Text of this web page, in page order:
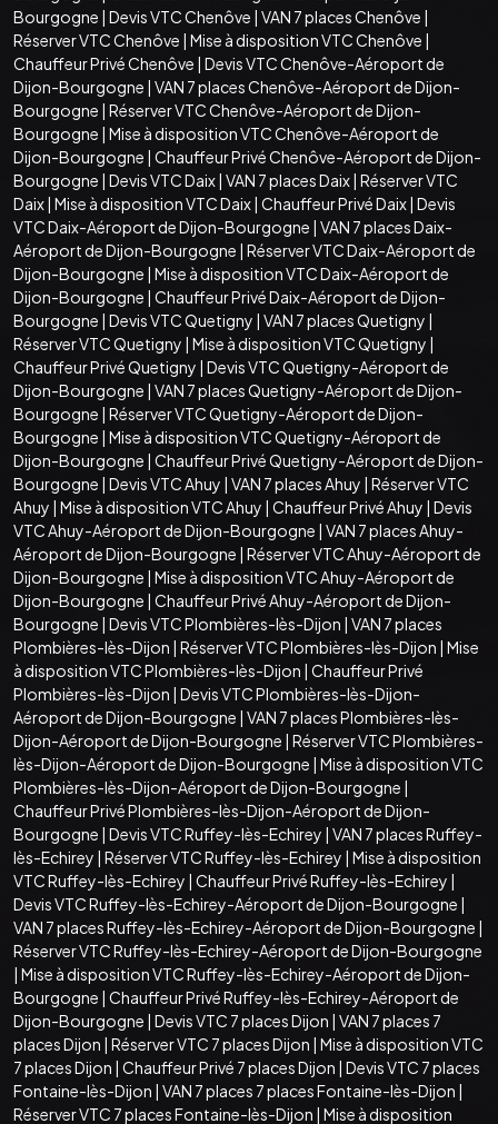
Bourgogne | Devis VTC Chenôve | VAN 7 places Chenôve |
Réserver VTC Chenôve | Mise à disposition VTC Chenôve |
Chauffeur Privé Chenôve | Devis VTC Chenôve-Aéroport de
Dijon-Bourgogne | VAN 7 places Chenôve-Aéroport de Dijon-
Bourgogne | Réserver VTC Chenôve-Aéroport de Dijon-
Bourgogne | Mise à disposition VTC Chenôve-Aéroport de
Dijon-Bourgogne | Chauffeur Privé Chenôve-Aéroport de Dijon-
Bourgogne | Devis VTC Daix| VAN 7 places Daix| Réserver VTC
Daix| Mise à disposition VTC Daix| Chauffeur Privé Daix| Devis
VTC Daix-Aéroport de Dijon-Bourgogne | VAN 7 places Daix-
Aéroport de Dijon-Bourgogne | Réserver VTC Daix-Aéroport de
Dijon-Bourgogne | Mise à disposition VTC Daix-Aéroport de
Dijon-Bourgogne | Chauffeur Privé Daix-Aéroport de Dijon-
Bourgogne | Devis VTC Quetigny | VAN 7 places Quetigny |
Réserver VTC Quetigny | Mise à disposition VTC Quetigny |
Chauffeur Privé Quetigny | Devis VTC Quetigny-Aéroport de
Dijon-Bourgogne | VAN 7 places Quetigny-Aéroport de Dijon-
Bourgogne | Réserver VTC Quetigny-Aéroport de Dijon-
Bourgogne | Mise à disposition VTC Quetigny-Aéroport de
Dijon-Bourgogne | Chauffeur Privé Quetigny-Aéroport de Dijon-
Bourgogne | Devis VTC Ahuy | VAN 7 places Ahuy | Réserver VTC
Ahuy | Mise à disposition VTC Ahuy | Chauffeur Privé Ahuy | Devis
VTC Ahuy-Aéroport de Dijon-Bourgogne | VAN 7 places Ahuy-
Aéroport de Dijon-Bourgogne | Réserver VTC Ahuy-Aéroport de
Dijon-Bourgogne | Mise à disposition VTC Ahuy-Aéroport de
Dijon-Bourgogne | Chauffeur Privé Ahuy-Aéroport de Dijon-
Bourgogne | Devis VTC Plombières-lès-Dijon | VAN 7 places
Plombières-lès-Dijon | Réserver VTC Plombières-lès-Dijon | Mise
à disposition VTC Plombières-lès-Dijon | Chauffeur Privé
Plombières-lès-Dijon | Devis VTC Plombières-lès-Dijon-
Aéroport de Dijon-Bourgogne | VAN 7 places Plombières-lès-
Dijon-Aéroport de Dijon-Bourgogne | Réserver VTC Plombières-
lès-Dijon-Aéroport de Dijon-Bourgogne | Mise à disposition VTC
Plombières-lès-Dijon-Aéroport de Dijon-Bourgogne |
Chauffeur Privé Plombières-lès-Dijon-Aéroport de Dijon-
Bourgogne | Devis VTC Ruffey-lès-Echirey | VAN 7 places Ruffey-
lès-Echirey | Réserver VTC Ruffey-lès-Echirey | Mise à disposition
VTC Ruffey-lès-Echirey | Chauffeur Privé Ruffey-lès-Echirey |
Devis VTC Ruffey-lès-Echirey-Aéroport de Dijon-Bourgogne |
VAN 7 places Ruffey-lès-Echirey-Aéroport de Dijon-Bourgogne |
Réserver VTC Ruffey-lès-Echirey-Aéroport de Dijon-Bourgogne
| Mise à disposition VTC Ruffey-lès-Echirey-Aéroport de Dijon-
Bourgogne | Chauffeur Privé Ruffey-lès-Echirey-Aéroport de
Dijon-Bourgogne | Devis VTC 7 places Dijon | VAN 7 places 7
places Dijon | Réserver VTC 7 places Dijon | Mise à disposition VTC
7 places Dijon | Chauffeur Privé 7 places Dijon | Devis VTC 7 places
Fontaine-lès-Dijon | VAN 7 places 7 places Fontaine-lès-Dijon |
Réserver VTC 7 places Fontaine-lès-Dijon | Mise à disposition